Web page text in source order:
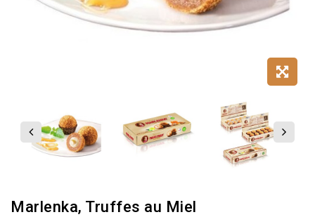
Marlenka, Truffes au Miel